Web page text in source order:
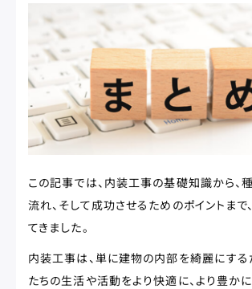
この記事では、内装工事の基礎知識から、
流れ、そして成功させるためのポイントまで
てきました。
内装工事は、単に建物の内部を綺麗にする
たちの生活や活動をより快適に、より豊か